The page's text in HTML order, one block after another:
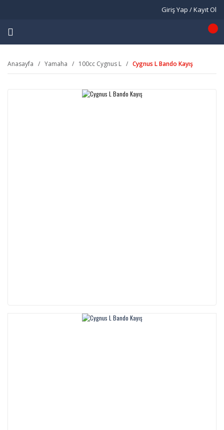
Giriş Yap / Kayıt Ol
Anasayfa Yamaha 100cc Cygnus L Cygnus L Bando Kayış